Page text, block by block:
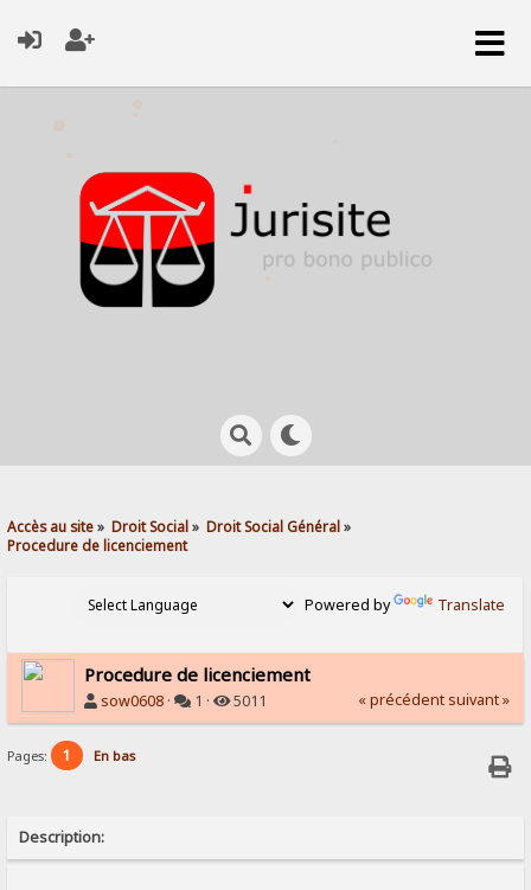
Accès au site» Droit Social» Droit Social Général»
Procedure de licenciement
Powered by Translate
Procedure de licenciement
sow0608 · 1 · 5011 « précédent suivant »
Pages: 1 En bas
Description: